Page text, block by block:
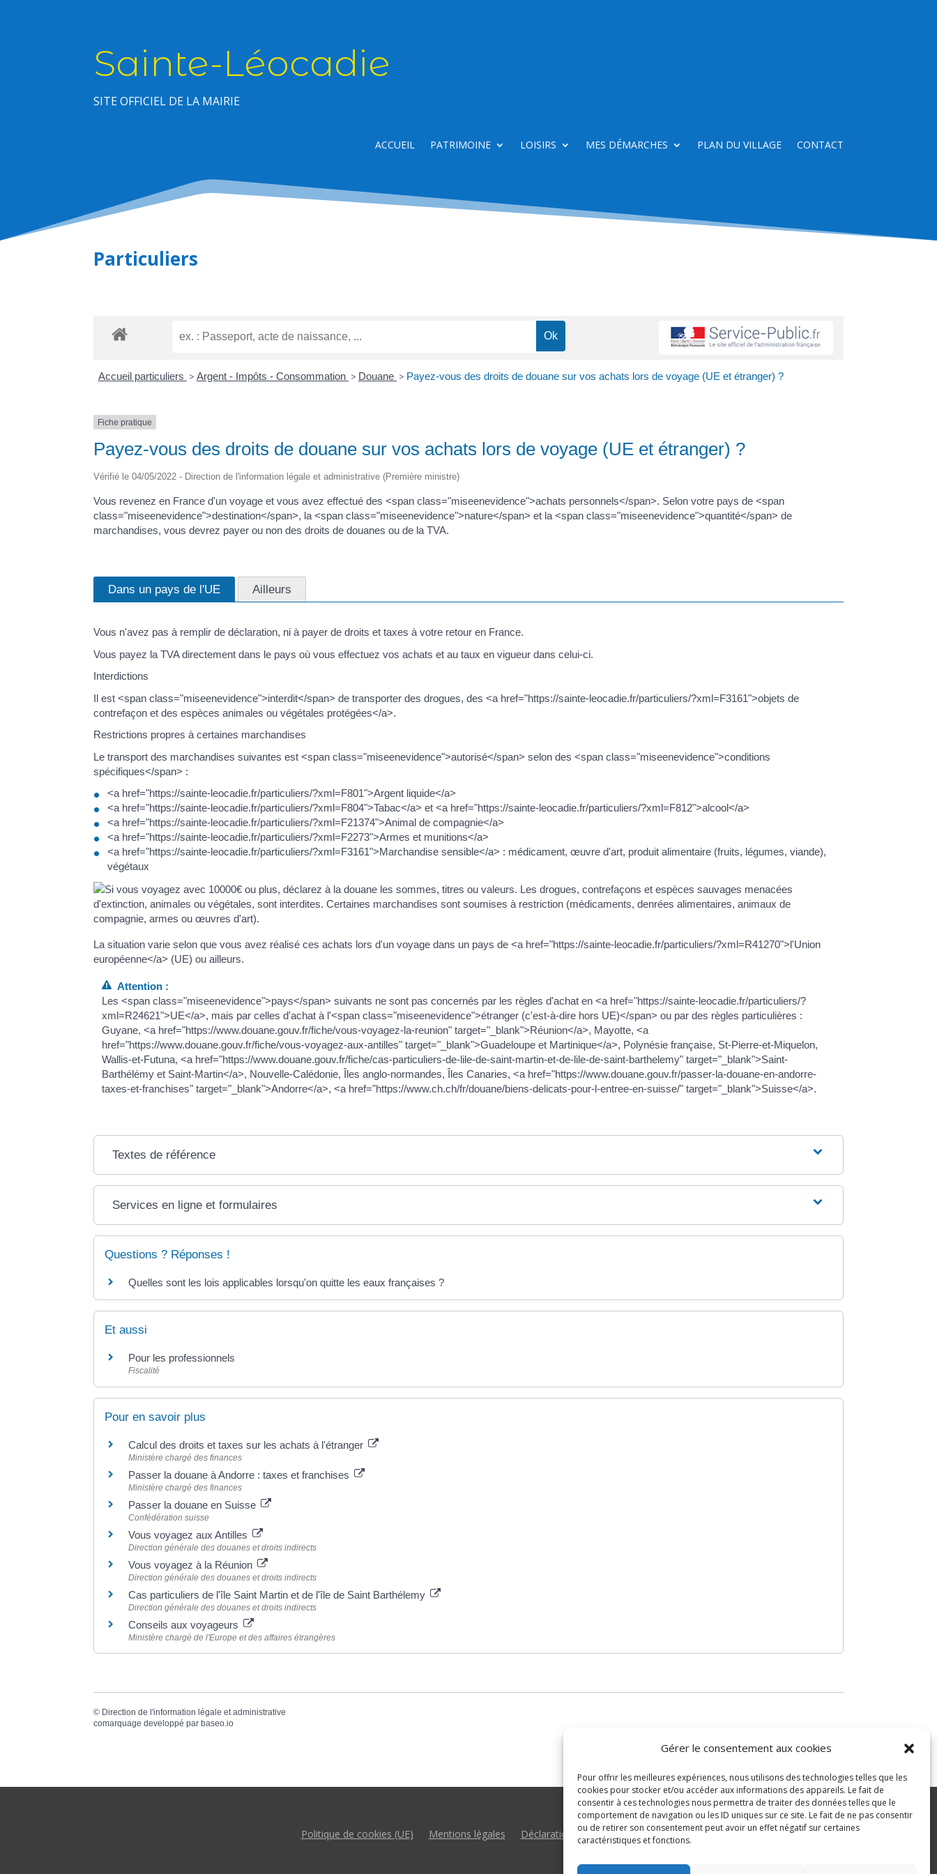
Gérer le consentement aux cookies
Pour offrir les meilleures expériences, nous utilisons des technologies telles que les
cookies pour stocker et/ou accéder aux informations des appareils. Le fait de
consentir à ces technologies nous permettra de traiter des données telles que le
comportement de navigation ou les ID uniques sur ce site. Le fait de ne pas consentir
ou de retirer son consentement peut avoir un effet négatif sur certaines
caractéristiques et fonctions.
Sainte-Léocadie
SITE OFFICIEL DE LA MAIRIE
ACCUEIL PATRIMOINE LOISIRS MES DÉMARCHES PLAN DU VILLAGE CONTACT
Particuliers
Accueil particuliers > Argent - Impôts - Consommation > Douane > Payez-vous des droits de douane sur vos achats lors de voyage (UE et étranger) ?
Fiche pratique
Payez-vous des droits de douane sur vos achats lors de voyage (UE et étranger) ?
Vérifié le 04/05/2022 - Direction de l'information légale et administrative (Première ministre)
Vous revenez en France d'un voyage et vous avez effectué des <span class="miseenevidence">achats personnels</span>. Selon votre pays de <span
class="miseenevidence">destination</span>, la <span class="miseenevidence">nature</span> et la <span class="miseenevidence">quantité</span> de
marchandises, vous devrez payer ou non des droits de douanes ou de la TVA.
Dans un pays de l'UE Ailleurs
Vous n'avez pas à remplir de déclaration, ni à payer de droits et taxes à votre retour en France.
Vous payez la TVA directement dans le pays où vous effectuez vos achats et au taux en vigueur dans celui-ci.
Interdictions
Il est <span class="miseenevidence">interdit</span> de transporter des drogues, des <a href="https://sainte-leocadie.fr/particuliers/?xml=F3161">objets de
contrefaçon et des espèces animales ou végétales protégées</a>.
Restrictions propres à certaines marchandises
Le transport des marchandises suivantes est <span class="miseenevidence">autorisé</span> selon des <span class="miseenevidence">conditions
spécifiques</span> :
<a href="https://sainte-leocadie.fr/particuliers/?xml=F801">Argent liquide</a>
<a href="https://sainte-leocadie.fr/particuliers/?xml=F804">Tabac</a> et <a href="https://sainte-leocadie.fr/particuliers/?xml=F812">alcool</a>
<a href="https://sainte-leocadie.fr/particuliers/?xml=F21374">Animal de compagnie</a>
<a href="https://sainte-leocadie.fr/particuliers/?xml=F2273">Armes et munitions</a>
<a href="https://sainte-leocadie.fr/particuliers/?xml=F3161">Marchandise sensible</a> : médicament, œuvre d'art, produit alimentaire (fruits, légumes, viande),
végétaux
La situation varie selon que vous avez réalisé ces achats lors d'un voyage dans un pays de <a href="https://sainte-leocadie.fr/particuliers/?xml=R41270">l'Union
européenne</a> (UE) ou ailleurs.
Attention :
Les <span class="miseenevidence">pays</span> suivants ne sont pas concernés par les règles d'achat en <a href="https://sainte-leocadie.fr/particuliers/?
xml=R24621">UE</a>, mais par celles d'achat à l'<span class="miseenevidence">étranger (c'est-à-dire hors UE)</span> ou par des règles particulières :
Guyane, <a href="https://www.douane.gouv.fr/fiche/vous-voyagez-la-reunion" target="_blank">Réunion</a>, Mayotte, <a
href="https://www.douane.gouv.fr/fiche/vous-voyagez-aux-antilles" target="_blank">Guadeloupe et Martinique</a>, Polynésie française, St-Pierre-et-Miquelon,
Wallis-et-Futuna, <a href="https://www.douane.gouv.fr/fiche/cas-particuliers-de-lile-de-saint-martin-et-de-lile-de-saint-barthelemy" target="_blank">Saint-
Barthélémy et Saint-Martin</a>, Nouvelle-Calédonie, Îles anglo-normandes, Îles Canaries, <a href="https://www.douane.gouv.fr/passer-la-douane-en-andorre-
taxes-et-franchises" target="_blank">Andorre</a>, <a href="https://www.ch.ch/fr/douane/biens-delicats-pour-l-entree-en-suisse/" target="_blank">Suisse</a>.
Textes de référence
Services en ligne et formulaires
Questions ? Réponses !
Quelles sont les lois applicables lorsqu'on quitte les eaux françaises ?
Et aussi
Pour les professionnels
Fiscalité
Pour en savoir plus
Calcul des droits et taxes sur les achats à l'étranger
Ministère chargé des finances
Passer la douane à Andorre : taxes et franchises
Ministère chargé des finances
Passer la douane en Suisse
Confédération suisse
Vous voyagez aux Antilles
Direction générale des douanes et droits indirects
Vous voyagez à la Réunion
Direction générale des douanes et droits indirects
Cas particuliers de l'île Saint Martin et de l'île de Saint Barthélemy
Direction générale des douanes et droits indirects
Conseils aux voyageurs
Ministère chargé de l'Europe et des affaires étrangères
© Direction de l'information légale et administrative
comarquage developpé par baseo.io
Politique de cookies (UE) Mentions légales Déclaration d’accessibilité